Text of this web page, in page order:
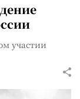
участии